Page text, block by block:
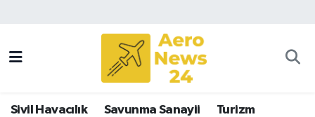
Sivil Havacılık Savunma Sanayii Turizm